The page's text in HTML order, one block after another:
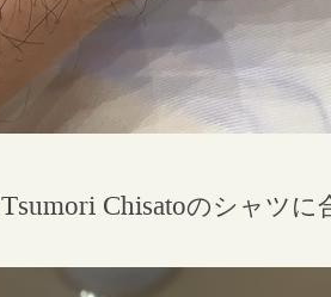
Tsumori Chisatoのシャツに